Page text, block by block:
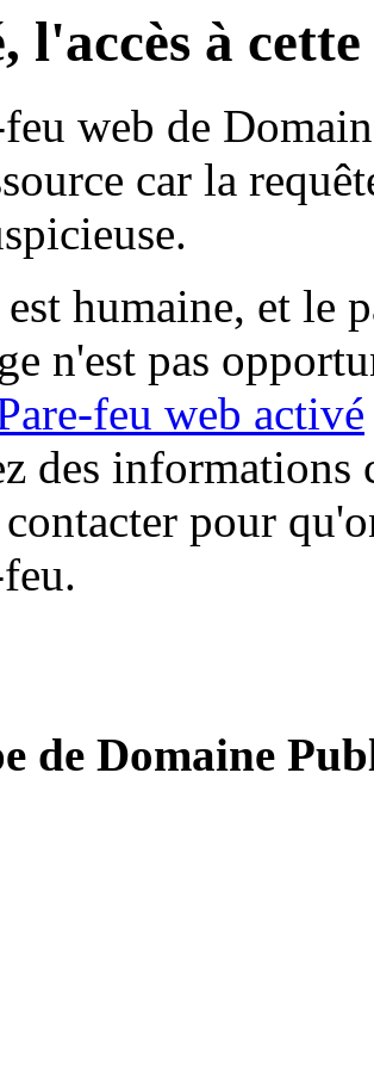
l'accès à
web de
car la
humaine, et le
n'est pas
feu web activé
des informations
pour
de Domaine